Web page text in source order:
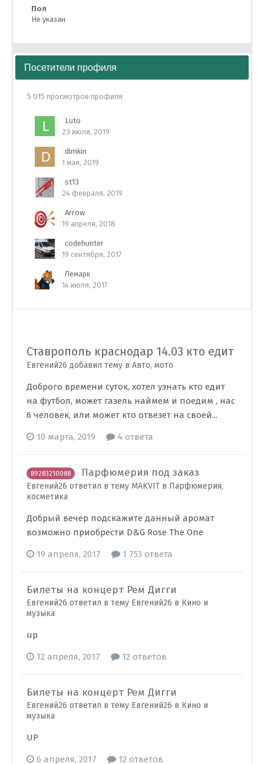
Пол
Не указан
Посетители профиля
5 015 просмотров профиля
Luto
23 июля, 2019
dimkin
1 мая, 2019
st13
24 февраля, 2019
Arrow
19 апреля, 2018
codehunter
19 сентября, 2017
Лемарк
14 июля, 2017
Ставрополь краснодар 14.03 кто едит
Евгений26 добавил тему в Авто, мото
Доброго времени суток, хотел узнать кто едит
на футбол, может газель наймем и поедим , нас
6 человек, или может кто отвезет на своей...
10 марта, 2019 4 ответа
89283210088 Парфюмерия под заказ
Евгений26 ответил в тему MAKVIT в Парфюмерия,
косметика
Добрый вечер подскажите данный аромат
возможно приобрести D&G Rose The One
19 апреля, 2017 1 753 ответа
Билеты на концерт Рем Дигги
Евгений26 ответил в тему Евгений26 в Кино и
музыка
up
12 апреля, 2017 12 ответов
Билеты на концерт Рем Дигги
Евгений26 ответил в тему Евгений26 в Кино и
музыка
UP
6 апреля, 2017 12 ответов